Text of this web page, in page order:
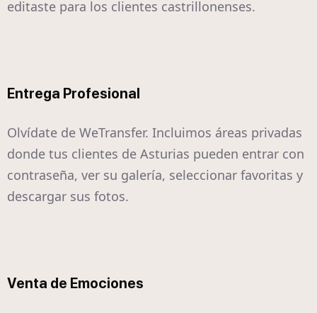
editaste para los clientes castrillonenses.
Entrega Profesional
Olvídate de WeTransfer. Incluimos áreas privadas
donde tus clientes de Asturias pueden entrar con
contraseña, ver su galería, seleccionar favoritas y
descargar sus fotos.
Venta de Emociones